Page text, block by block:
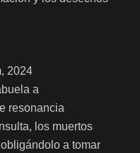
2024
a
resonancia
los muertos
a tomar